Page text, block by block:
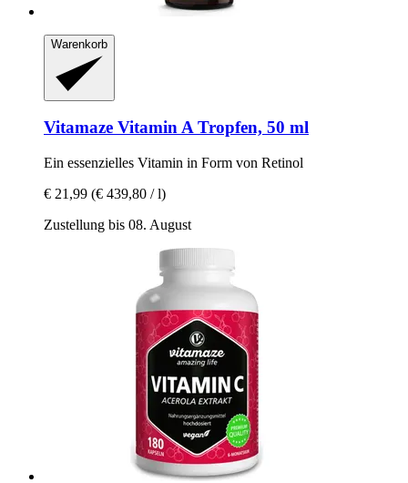
Warenkorb
Vitamaze Vitamin A Tropfen, 50 ml
Ein essenzielles Vitamin in Form von Retinol
€ 21,99 (€ 439,80 / l)
Zustellung bis 08. August